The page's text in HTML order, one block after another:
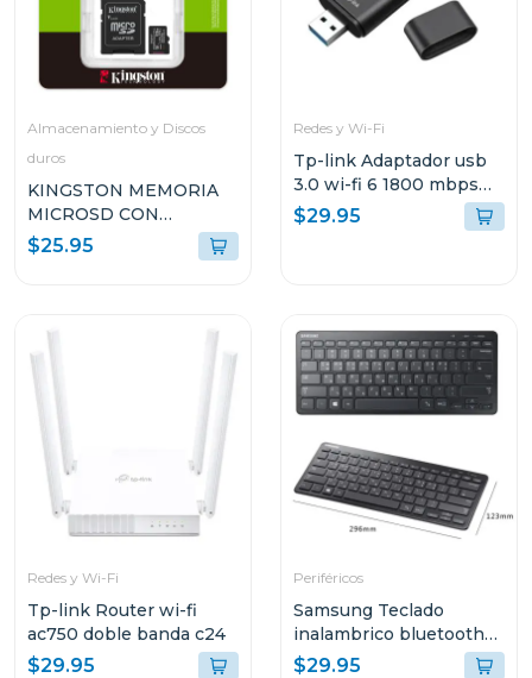
Almacenamiento y Discos
duros
KINGSTON MEMORIA
MICROSD CON
ADAPTADOR DE 128GB
SDCS3128GB
$25.95
Redes y Wi-Fi
Tp-link Adaptador usb
3.0 wi-fi 6 1800 mbps
tx20u
$29.95
Redes y Wi-Fi
Tp-link Router wi-fi
ac750 doble banda c24
$29.95
Periféricos
Samsung Teclado
inalambrico bluetooth
aask7pw
$29.95